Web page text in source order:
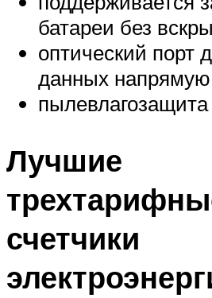
батареи без
оптический порт
данных напрямую
пылевлагозащита
Лучшие
счетчики